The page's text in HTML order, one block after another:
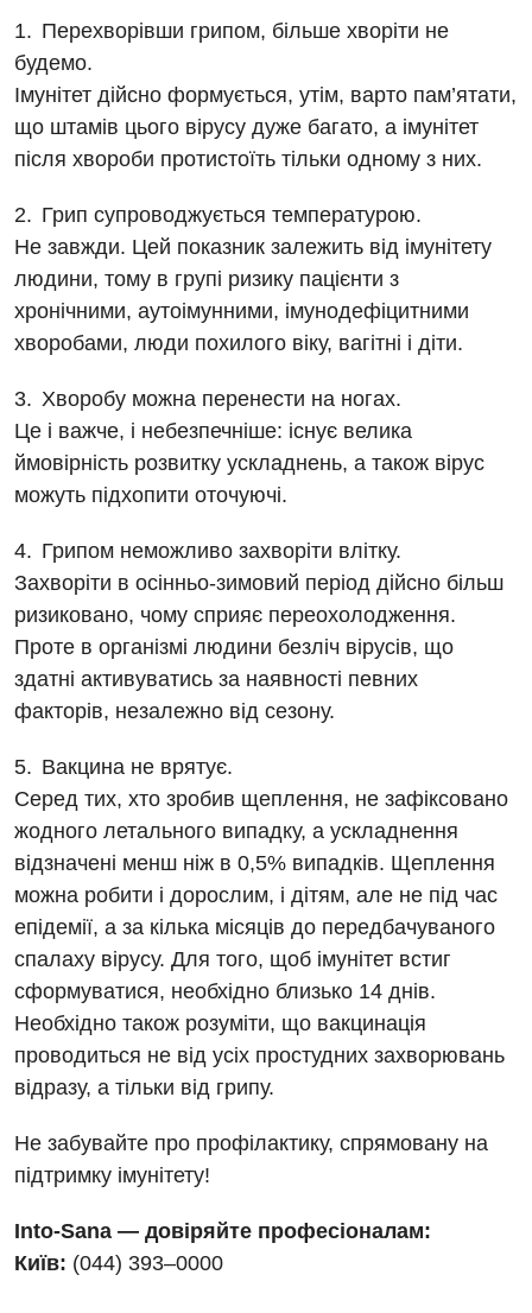
Заходи БПР
Інтернатура
Енциклопедія
Відгуки
Відео
Діагностика
Ангіографічні дослідження
Діагностичне відділення
Ендоскопічне відділення
Інструментальна діагностика
Комп’ютерна томографія
Магнітно-резонансна томографія
Мамографія
Нейросонографія
Рентгенографія
УЗД
Акушерство і гінекологія
Алергологія, імунологія
Безоплатні послуги
Вакцинація
Відділення інтенсивної терапії
Відділення кардіосудинної патології та неврології
Відділення невідкладних станів
Гастроентерологія
Гематологія
Денний стаціонар
Дерматовенерологія
Дієтологія
Відділ госпіталізації
Відділення невідкладних станів
Відділення інтенсивної терапії
Гінекологічне відділення
Діагностичне відділення
Ендоскопічне відділення
Офтальмологічне відділення
Педіатричне відділення
Терапевтичне відділення
Травматологічне відділення
Хірургічне відділення
Швидка медична допомога
Лікування гострого інфаркту
Національний скринінг здоров’я 40+
Українська
Перехворівши грипом, більше хворіти не
будемо.
Імунітет дійсно формується, утім, варто пам’ятати,
що штамів цього вірусу дуже багато, а імунітет
після хвороби протистоїть тільки одному з них.
Грип супроводжується температурою.
Не завжди. Цей показник залежить від імунітету
людини, тому в групі ризику пацієнти з
хронічними, аутоімунними, імунодефіцитними
хворобами, люди похилого віку, вагітні і діти.
Хворобу можна перенести на ногах.
Це і важче, і небезпечніше: існує велика
ймовірність розвитку ускладнень, а також вірус
можуть підхопити оточуючі.
Грипом неможливо захворіти влітку.
Захворіти в осінньо-зимовий період дійсно більш
ризиковано, чому сприяє переохолодження.
Проте в організмі людини безліч вірусів, що
здатні активуватись за наявності певних
факторів, незалежно від сезону.
Вакцина не врятує.
Серед тих, хто зробив щеплення, не зафіксовано
жодного летального випадку, а ускладнення
відзначені менш ніж в 0,5% випадків. Щеплення
можна робити і дорослим, і дітям, але не під час
епідемії, а за кілька місяців до передбачуваного
спалаху вірусу. Для того, щоб імунітет встиг
сформуватися, необхідно близько 14 днів.
Необхідно також розуміти, що вакцинація
проводиться не від усіх простудних захворювань
відразу, а тільки від грипу.
Не забувайте про профілактику, спрямовану на
підтримку імунітету!
Into-Sana — довіряйте професіоналам:
Київ: (044) 393–0000